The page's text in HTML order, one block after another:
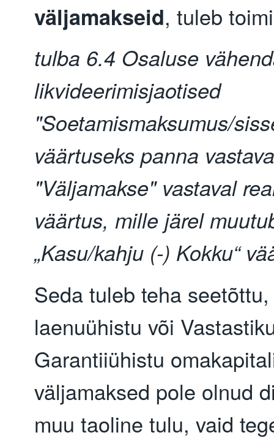
väljamakseid, tuleb
tulba 6.4 Osaluse
likvideerimisjaotised
"Soetamismaksumus/
väärtuseks panna
"Väljamakse" vastaval
väärtus, mille järel
„Kasu/kahju (-) Kokku“
Seda tuleb teha
laenuühistu või
Garantiiühistu
väljamaksed pole olnud
muu taoline tulu, vaid